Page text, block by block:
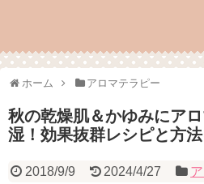
ホーム アロマテラピー
秋の乾燥肌＆かゆみにア
湿！効果抜群レシピと方法
2018/9/9 2024/4/27